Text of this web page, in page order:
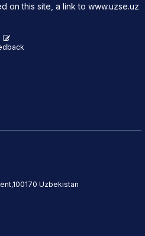
on this site, a link to www.uzse.uz
Uzbekistan